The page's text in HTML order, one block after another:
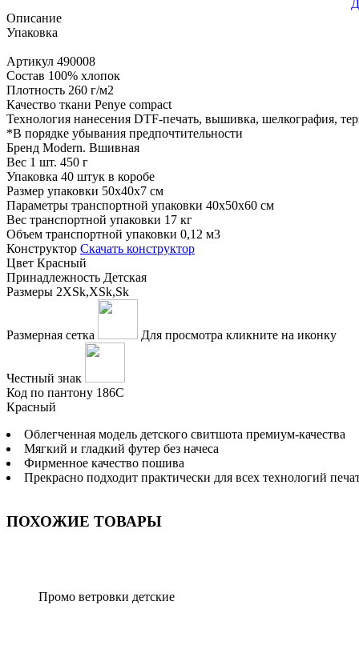
Описание
Упаковка
Артикул 490008
Состав 100% хлопок
Плотность 260 г/м2
Качество ткани Penye compact
Технология нанесения DTF-печать, вышивка, шелкография,
*В порядке убывания предпочтительности
Бренд Modern. Вшивная
Вес 1 шт. 450 г
Упаковка 40 штук в коробе
Размер упаковки 50х40х7 см
Параметры транспортной упаковки 40x50x60 см
Вес транспортной упаковки 17 кг
Объем транспортной упаковки 0,12 м3
Конструктор Скачать конструктор
Цвет Красный
Принадлежность Детская
Размеры 2XSk,XSk,Sk
Размерная сетка Для просмотра кликните на иконку
Честный знак
Код по пантону 186С
Красный
Облегченная модель детского свитшота премиум-качества
Мягкий и гладкий футер без начеса
Фирменное качество пошива
Прекрасно подходит практически для всех технологий
ПОХОЖИЕ ТОВАРЫ
Промо ветровки детские